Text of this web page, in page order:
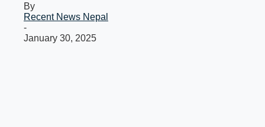
By
Recent News Nepal
-
January 30, 2025